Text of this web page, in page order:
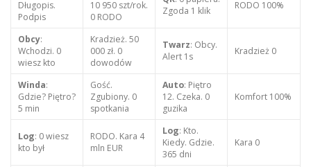
Długopis.
Podpis
10 950 szt/rok.
0 RODO
Zgoda 1 klik
RODO 100%
Obcy:
Wchodzi. 0
wiesz kto
Kradzież. 50
000 zł. 0
dowodów
Twarz: Obcy.
Alert 1s
Kradzież 0
Winda:
Gdzie? Piętro?
5 min
Gość.
Zgubiony. 0
spotkania
Auto: Piętro
12. Czeka. 0
guzika
Komfort 100%
Log: 0 wiesz
kto był
RODO. Kara 4
mln EUR
Log: Kto.
Kiedy. Gdzie.
365 dni
Kara 0